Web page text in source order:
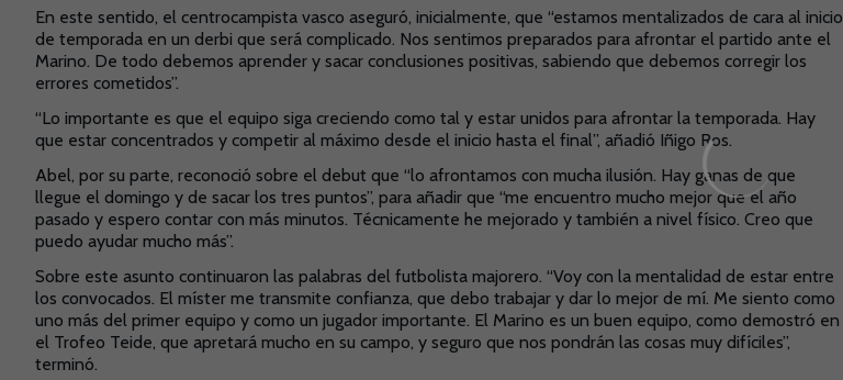
En este sentido, el centrocampista vasco aseguró, inicialmente, que “estamos mentalizados de cara al inicio
de temporada en un derbi que será complicado. Nos sentimos preparados para afrontar el partido ante el
Marino. De todo debemos aprender y sacar conclusiones positivas, sabiendo que debemos corregir los
errores cometidos”.
“Lo importante es que el equipo siga creciendo como tal y estar unidos para afrontar la temporada. Hay
que estar concentrados y competir al máximo desde el inicio hasta el final”, añadió Iñigo Ros.
Abel, por su parte, reconoció sobre el debut que “lo afrontamos con mucha ilusión. Hay ganas de que
llegue el domingo y de sacar los tres puntos”, para añadir que “me encuentro mucho mejor que el año
pasado y espero contar con más minutos. Técnicamente he mejorado y también a nivel físico. Creo que
puedo ayudar mucho más”.
Sobre este asunto continuaron las palabras del futbolista majorero. “Voy con la mentalidad de estar entre
los convocados. El míster me transmite confianza, que debo trabajar y dar lo mejor de mí. Me siento como
uno más del primer equipo y como un jugador importante. El Marino es un buen equipo, como demostró en
el Trofeo Teide, que apretará mucho en su campo, y seguro que nos pondrán las cosas muy difíciles”,
terminó.